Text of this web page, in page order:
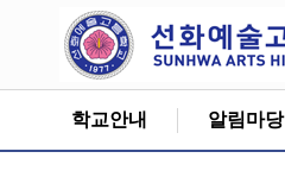
학교안내 알림마당